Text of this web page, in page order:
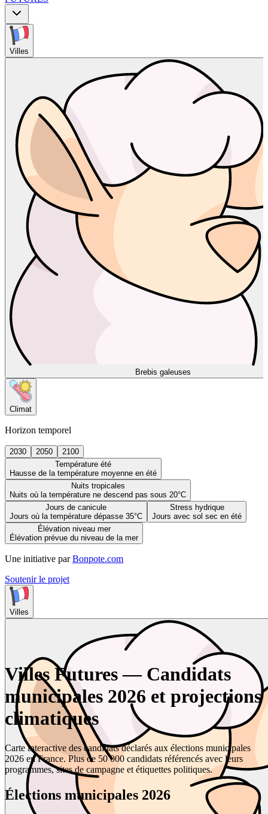
Villes
Brebis galeuses
Climat
Horizon temporel
2030 2050
2100
Température été
Hausse de la température moyenne en été
Nuits tropicales
Nuits où la température ne descend pas sous 20°C
Jours de canicule
Jours où la température dépasse 35°C
Stress hydrique
Jours avec sol sec en été
Élévation niveau mer
Élévation prévue du niveau de la mer
Une initiative par Bonpote.com
Soutenir le projet
Villes
Villes Futures — Candidats
municipales 2026 et projections
climatiques
Carte interactive des candidats déclarés aux élections municipales
2026 en France. Plus de 50 000 candidats référencés avec leurs
programmes, sites de campagne et étiquettes politiques.
Élections municipales 2026